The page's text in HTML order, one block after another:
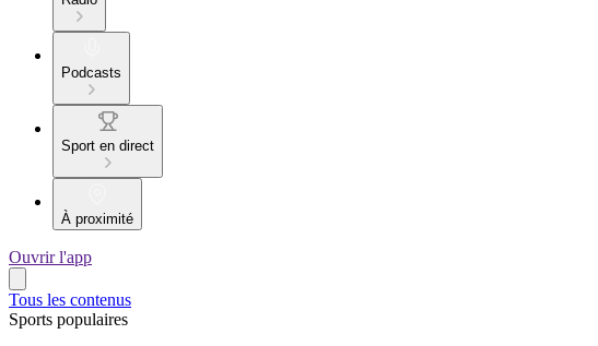
Podcasts
Sport en direct
À proximité
Ouvrir l'app
Tous les contenus
Sports populaires